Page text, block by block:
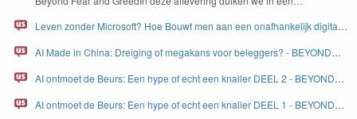
Leven zonder Microsoft? Hoe Bouwt men aan een onafhankelijk digitaal
AI Made in China: Dreiging of megakans voor beleggers? - BEYOND
AI ontmoet de Beurs: Een hype of echt een knaller DEEL 2 - BEYOND
AI ontmoet de Beurs: Een hype of echt een knaller DEEL 1 - BEYOND